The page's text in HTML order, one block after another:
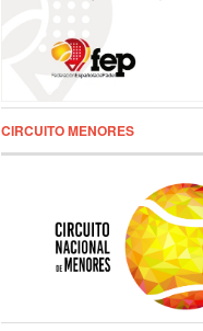
CIRCUITO MENORES